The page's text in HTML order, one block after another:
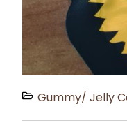
Gummy/ Jelly